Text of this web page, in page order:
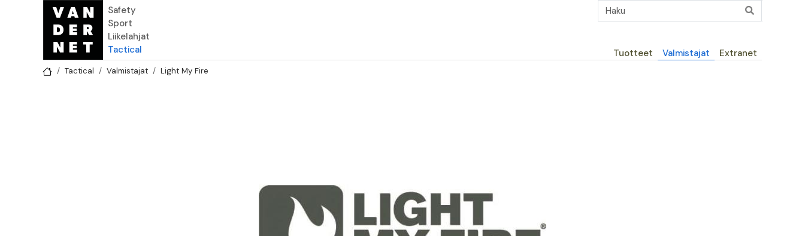
Hyppää pääsisältöön
Safety
Sport
Liikelahjat
Tactical
Päävalikko
Tuotteet Valmistajat Extranet
Tactical Valmistajat Light My Fire